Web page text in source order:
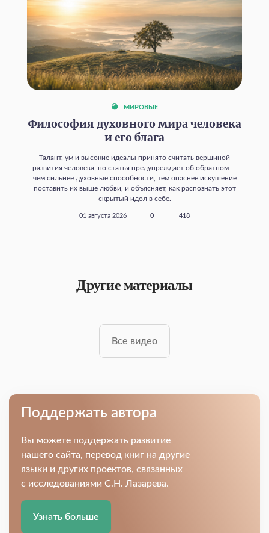
МИРОВЫЕ
Философия духовного мира человека
и его блага
Талант, ум и высокие идеалы принято считать вершиной
развития человека, но статья предупреждает об обратном —
чем сильнее духовные способности, тем опаснее искушение
поставить их выше любви, и объясняет, как распознать этот
скрытый идол в себе.
01 августа 2026 0 418
Другие материалы
Все видео
Поддержать автора
Вы можете поддержать развитие
нашего сайта, перевод книг на другие
языки и других проектов, связанных
с исследованиями С.Н. Лазарева.
Узнать больше